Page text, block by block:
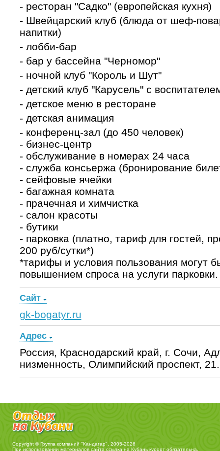
- ресторан "Садко" (европейская кухня)
- Швейцарский клуб (блюда от шеф-
напитки)
- лобби-бар
- бар у бассейна "Черномор"
- ночной клуб "Король и Шут"
- детский клуб "Карусель" с
- детское меню в ресторане
- детская анимация
- конференц-зал (до 450 человек)
- бизнес-центр
- обслуживание в номерах 24 часа
- служба консьержа (бронирование
- сейфовые ячейки
- багажная комната
- прачечная и химчистка
- салон красоты
- бутики
- парковка (платно, тариф для гостей,
200 руб/сутки*)
*тарифы и условия пользования могут
повышением спроса на услуги парковки.
Сайт
gk-bogatyr.ru
Адрес
Россия, Краснодарский край, г. Сочи,
низменность, Олимпийский проспект, 21.
Copyright © Группа компаний "Кандагар", 2005-2026
При использовании материалов сайта ссылка на Кубань курорт обязательна.